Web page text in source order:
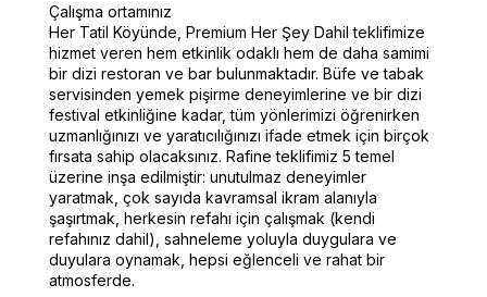
Çalışma ortamınız
Her Tatil Köyünde, Premium Her Şey Dahil teklifimize
hizmet veren hem etkinlik odaklı hem de daha samimi
bir dizi restoran ve bar bulunmaktadır. Büfe ve tabak
servisinden yemek pişirme deneyimlerine ve bir dizi
festival etkinliğine kadar, tüm yönlerimizi öğrenirken
uzmanlığınızı ve yaratıcılığınızı ifade etmek için birçok
fırsata sahip olacaksınız. Rafine teklifimiz 5 temel
üzerine inşa edilmiştir: unutulmaz deneyimler
yaratmak, çok sayıda kavramsal ikram alanıyla
şaşırtmak, herkesin refahı için çalışmak (kendi
refahınız dahil), sahneleme yoluyla duygulara ve
duyulara oynamak, hepsi eğlenceli ve rahat bir
atmosferde.